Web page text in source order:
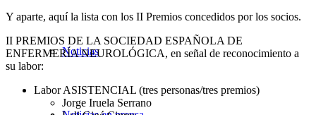
Noticias
Y aparte, aquí la lista con los II Premios concedidos por los socios.
II PREMIOS DE LA SOCIEDAD ESPAÑOLA DE
ENFERMERÍA NEUROLÓGICA, en señal de reconocimiento a
su labor:
Labor ASISTENCIAL (tres personas/tres premios)
Jorge Iruela Serrano